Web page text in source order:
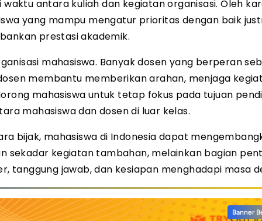
antara kuliah dan kegiatan organisasi. Oleh
yang mampu mengatur prioritas dengan baik
prestasi akademik.
mahasiswa. Banyak dosen yang berperan
membantu memberikan arahan, menjaga
mahasiswa untuk tetap fokus pada tujuan
mahasiswa dan dosen di luar kelas.
bijak, mahasiswa di Indonesia dapat
sekadar kegiatan tambahan, melainkan bagian
tanggung jawab, dan kesiapan menghadapi masa
Banner